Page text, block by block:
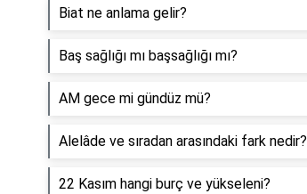
Biat ne anlama gelir?
Baş sağlığı mı başsağlığı mı?
AM gece mi gündüz mü?
Alelâde ve sıradan arasındaki fark nedir?
22 Kasım hangi burç ve yükseleni?